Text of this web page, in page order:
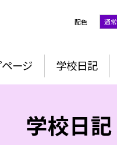
配色 通常
ページ 学校日記
学校日記